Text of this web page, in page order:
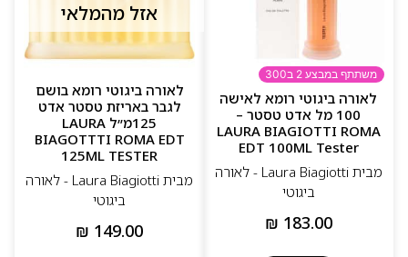
משתתף במבצע 2 ב300
לאורה ביגוטי רומא לאישה
100 מל אדט טסטר –
LAURA BIAGIOTTI ROMA
EDT 100ML Tester
מבית Laura Biagiotti - לאורה
ביגוטי
₪ 183.00
אזל מהמלאי
לאורה ביגוטי רומא בושם
לגבר באריזת טסטר אדט
125מ״ל LAURA
BIAGOTTTI ROMA EDT
125ML TESTER
מבית Laura Biagiotti - לאורה
ביגוטי
₪ 149.00